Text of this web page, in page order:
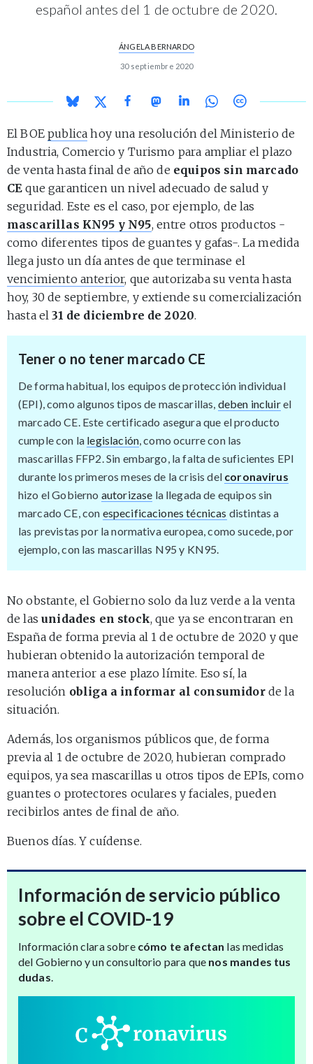
español antes del 1 de octubre de 2020.
ÁNGELA BERNARDO
30 septiembre 2020
El BOEpublica hoy una resolución del Ministerio de
Industria, Comercio y Turismo para ampliar el plazo
de venta hasta final de año de equipos sin marcado
CE que garanticen un nivel adecuado de salud y
seguridad. Este es el caso, por ejemplo, de las
mascarillas KN95 y N95, entre otros productos -
como diferentes tipos de guantes y gafas-. La medida
llega justo un día antes de que terminase el
vencimiento anterior, que autorizaba su venta hasta
hoy, 30 de septiembre, y extiende su comercialización
hasta el31 de diciembre de 2020.
Tener o no tener marcado CE
De forma habitual, los equipos de protección individual
(EPI), como algunos tipos de mascarillas, deben incluirel
marcado CE. Este certificado asegura que el producto
cumple con la legislación, como ocurre con las
mascarillas FFP2. Sin embargo, la falta de suficientes EPI
durante los primeros meses de la crisis del coronavirus
hizo el Gobierno autorizase la llegada de equipos sin
marcado CE, con especificaciones técnicas distintas a
las previstas por la normativa europea, como sucede, por
ejemplo, con las mascarillas N95 y KN95.
No obstante, el Gobierno solo da luz verde a la venta
de lasunidades en stock, que ya se encontraran en
España de forma previa al 1 de octubre de 2020 y que
hubieran obtenido la autorización temporal de
manera anterior a ese plazo límite. Eso sí, la
resolución obliga a informar al consumidorde la
situación.
Además, los organismos públicos que, de forma
previa al 1 de octubre de 2020, hubieran comprado
equipos, ya sea mascarillas u otros tipos de EPIs, como
guantes o protectores oculares y faciales, pueden
recibirlos antes de final de año.
Buenos días. Y cuídense.
Información de servicio público
sobre el COVID-19
Información clara sobre cómo te afectan las medidas
del Gobierno y un consultorio para que nos mandes tus
dudas.